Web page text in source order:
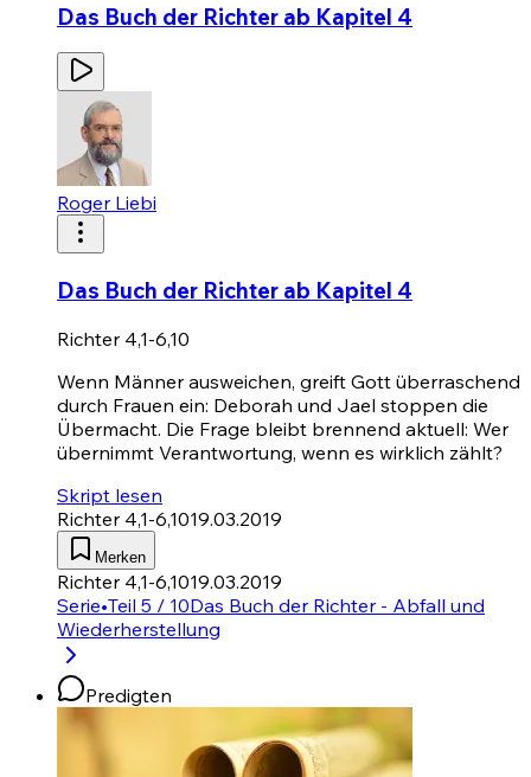
Das Buch der Richter ab Kapitel 4
Roger Liebi
Das Buch der Richter ab Kapitel 4
Richter 4,1-6,10
Wenn Männer ausweichen, greift Gott überraschend
durch Frauen ein: Deborah und Jael stoppen die
Übermacht. Die Frage bleibt brennend aktuell: Wer
übernimmt Verantwortung, wenn es wirklich zählt?
Skript lesen
Richter 4,1-6,1019.03.2019
Merken
Richter 4,1-6,1019.03.2019
Serie•Teil 5 / 10Das Buch der Richter - Abfall und
Wiederherstellung
Predigten